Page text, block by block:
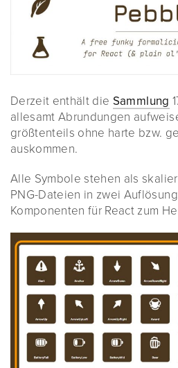
Derzeit enthält die Sammlung
allesamt Abrundungen
größtenteils ohne harte bzw.
auskommen.
Alle Symbole stehen als
PNG-Dateien in zwei
Komponenten für React zum